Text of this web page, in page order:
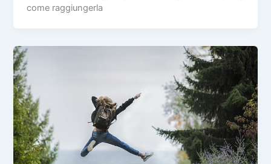
come raggiungerla